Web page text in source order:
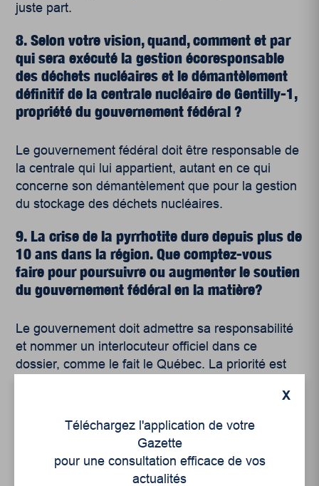
juste part.
8. Selon votre vision, quand, comment et par
qui sera exécuté la gestion écoresponsable
des déchets nucléaires et le démantèlement
définitif de la centrale nucléaire de Gentilly-1,
propriété du gouvernement fédéral ?
Le gouvernement fédéral doit être responsable de
la centrale qui lui appartient, autant en ce qui
concerne son démantèlement que pour la gestion
du stockage des déchets nucléaires.
9. La crise de la pyrrhotite dure depuis plus de
10 ans dans la région. Que comptez-vous
faire pour poursuivre ou augmenter le soutien
du gouvernement fédéral en la matière?
Le gouvernement doit admettre sa responsabilité
et nommer un interlocuteur officiel dans ce
dossier, comme le fait le Québec. La priorité est
décontaminer. Par la suite, le gouvernement devra
accepter de contribuer financièrement à établir un
plan d’intervention efficace.
10. Si vous êtes élu.e le 21 octobre prochain,
X
Téléchargez l'application de votre
Gazette
pour une consultation efficace de vos
actualités